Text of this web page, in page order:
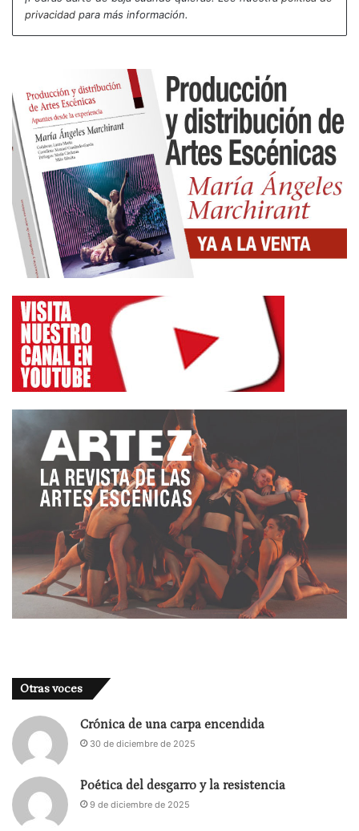
privacidad para más información.
Otras voces
Crónica de una carpa encendida
30 de diciembre de 2025
Poética del desgarro y la resistencia
9 de diciembre de 2025